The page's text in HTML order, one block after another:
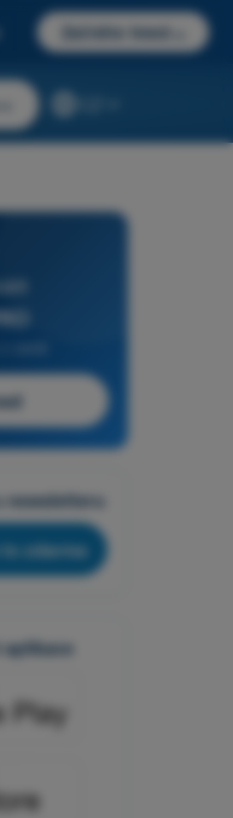
Začněte hned
4,6/5
newsletteru
zdarma